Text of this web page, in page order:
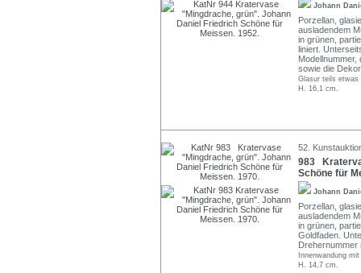
Johann
Porzellan,
ausladendem
in grünen,
liniert.
sowie die
Glasur teils etwas
H. 16,1 cm.
52.
983
Schöne für
Johann
Porzellan,
ausladendem
in grünen,
Goldfaden.
Drehernummer
Innenwandung
H. 14,7 cm.